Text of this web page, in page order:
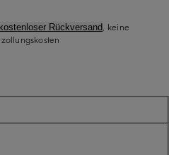
Rückversand, keine